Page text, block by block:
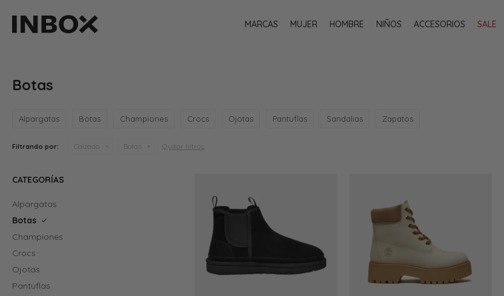
MARCAS MUJER HOMBRE NIÑOS ACCESORIOS SALE
Botas
Alpargatas Botas Championes Crocs Ojotas Pantuflas Sandalias Zapatos
Filtrando por: Calzado Botas Quitar filtros
CATEGORÍAS
Alpargatas
Botas
Championes
Crocs
Ojotas
Pantuflas